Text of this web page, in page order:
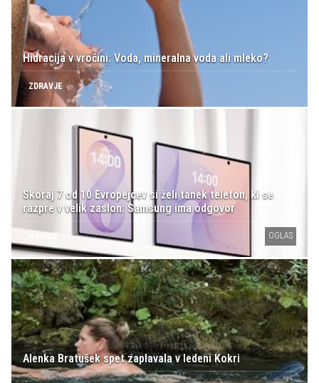
Hidracija v vročini: Voda, mineralna voda ali mleko?
ZDRAVJE
Skoraj 7 od 10 Evropejcev si želi tanek telefon, ki se
razpre v velik zaslon: Samsung ima odgovor
OGLAS
Alenka Bratušek spet zaplavala v ledeni Kokri